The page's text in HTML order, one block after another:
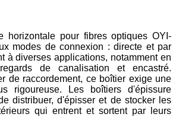
horizontale pour fibres optiques OYI-
modes de connexion : directe et par
à diverses applications, notamment en
de canalisation et encastré.
de raccordement, ce boîtier exige une
rigoureuse. Les boîtiers d'épissure
distribuer, d'épisser et de stocker les
qui entrent et sortent par leurs